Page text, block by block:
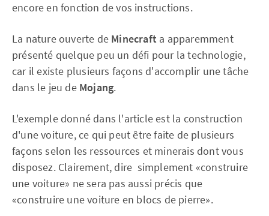
encore en fonction de vos instructions.
La nature ouverte de Minecraft a apparemment
présenté quelque peu un défi pour la technologie,
car il existe plusieurs façons d'accomplir une tâche
dans le jeu de Mojang.
L'exemple donné dans l'article est la construction
d'une voiture, ce qui peut être faite de plusieurs
façons selon les ressources et minerais dont vous
disposez. Clairement, dire simplement «construire
une voiture» ne sera pas aussi précis que
«construire une voiture en blocs de pierre».